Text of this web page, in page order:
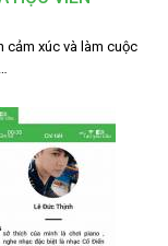
cảm xúc và làm cuộc